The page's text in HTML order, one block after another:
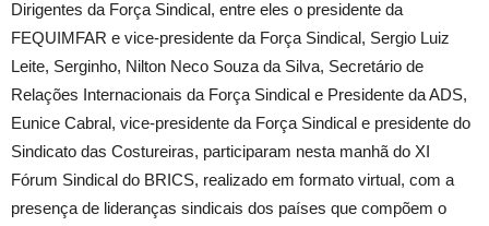
Dirigentes da Força Sindical, entre eles o presidente da
FEQUIMFAR e vice-presidente da Força Sindical, Sergio Luiz
Leite, Serginho, Nilton Neco Souza da Silva, Secretário de
Relações Internacionais da Força Sindical e Presidente da ADS,
Eunice Cabral, vice-presidente da Força Sindical e presidente do
Sindicato das Costureiras, participaram nesta manhã do XI
Fórum Sindical do BRICS, realizado em formato virtual, com a
presença de lideranças sindicais dos países que compõem o